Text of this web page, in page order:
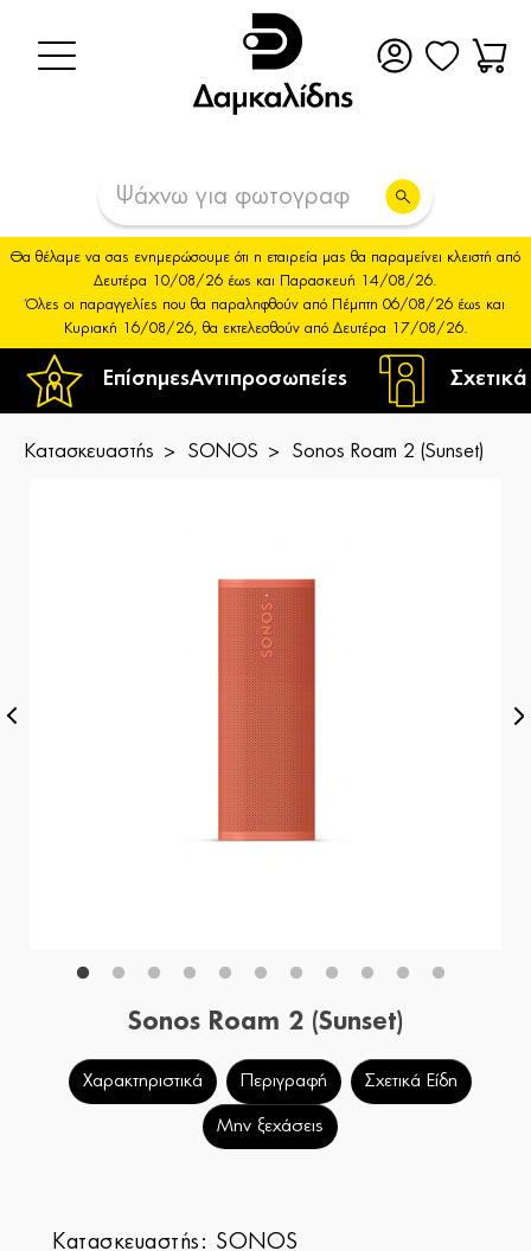
ΕπίσημεςΑντιπροσωπείες
Θα θέλαμε να σας ενημερώσουμε ότι η εταιρεία μας θα παραμείνει κλειστή από
Δευτέρα 10/08/26 έως και Παρασκευή 14/08/26.
Όλες οι παραγγελίες που θα παραληφθούν από Πέμπτη 06/08/26 έως και
Κυριακή 16/08/26, θα εκτελεσθούν από Δευτέρα 17/08/26.
Κατασκευαστής SONOS Sonos Roam 2 (Sunset)
Sonos Roam 2 (Sunset)
Χαρακτηριστικά Περιγραφή Σχετικά Είδη
Μην ξεχάσεις
Κατασκευαστής: SONOS